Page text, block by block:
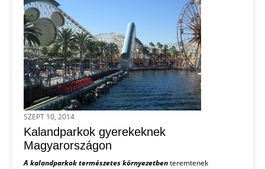
SZEPT 10, 2014
Kalandparkok gyerekeknek
Magyarországon
A kalandparkok természetes környezetbenteremtenek